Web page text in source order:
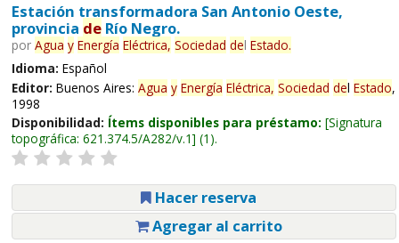
Estación transformadora San Antonio Oeste,
provincia deRío Negro.
por Agua y Energía Eléctrica, Sociedad del Estado.
Idioma: Español
Editor: Buenos Aires: Agua y Energía Eléctrica, Sociedad del Estado,
1998
Disponibilidad: Ítems disponibles para préstamo: Signatura
topográfica: 621.374.5/A282/v.1 (1).
Hacer reserva
Agregar al carrito